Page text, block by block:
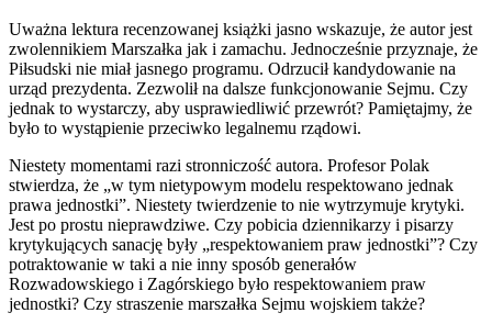
Uważna lektura recenzowanej książki jasno wskazuje, że autor jest
zwolennikiem Marszałka jak i zamachu. Jednocześnie przyznaje, że
Piłsudski nie miał jasnego programu. Odrzucił kandydowanie na
urząd prezydenta. Zezwolił na dalsze funkcjonowanie Sejmu. Czy
jednak to wystarczy, aby usprawiedliwić przewrót? Pamiętajmy, że
było to wystąpienie przeciwko legalnemu rządowi.
Niestety momentami razi stronniczość autora. Profesor Polak
stwierdza, że „w tym nietypowym modelu respektowano jednak
prawa jednostki”. Niestety twierdzenie to nie wytrzymuje krytyki.
Jest po prostu nieprawdziwe. Czy pobicia dziennikarzy i pisarzy
krytykujących sanację były „respektowaniem praw jednostki”? Czy
potraktowanie w taki a nie inny sposób generałów
Rozwadowskiego i Zagórskiego było respektowaniem praw
jednostki? Czy straszenie marszałka Sejmu wojskiem także?